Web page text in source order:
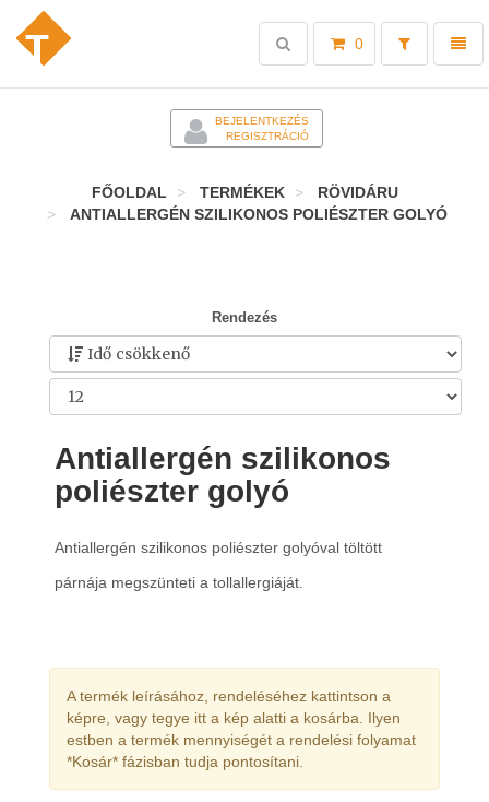
Toggle
0
Toggle
search
BEJELENTKEZÉS
REGISZTRÁCIÓ
FŐOLDAL TERMÉKEK
RÖVIDÁRU
ANTIALLERGÉN SZILIKONOS POLIÉSZTER GOLYÓ
Rendezés
Antiallergén szilikonos
poliészter golyó
Antiallergén szilikonos poliészter golyóval töltött
párnája megszünteti a tollallergiáját.
A termék leírásához, rendeléséhez kattintson a
képre, vagy tegye itt a kép alatti a kosárba. Ilyen
estben a termék mennyiségét a rendelési folyamat
*Kosár* fázisban tudja pontosítani.